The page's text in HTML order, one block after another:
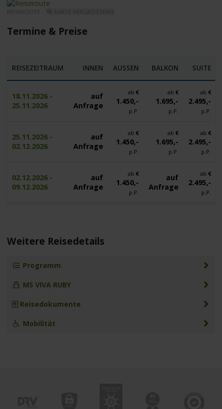
REISEROUTE -
Termine & Preise
REISEZEITRAUM INNEN AUSSEN BALKON SUITE
18.11.2026 -
25.11.2026
auf
Anfrage
ab€
1.450,-
p.P.
ab€
1.695,-
p.P.
ab€
2.495,-
p.P.
25.11.2026 -
02.12.2026
auf
Anfrage
ab€
1.450,-
p.P.
ab€
1.695,-
p.P.
ab€
2.495,-
p.P.
02.12.2026 -
09.12.2026
auf
Anfrage
ab€
1.450,-
p.P.
auf
Anfrage
ab€
2.495,-
p.P.
Weitere Reisedetails
Programm
MS VIVA RUBY
Reisedokumente
Mobilität